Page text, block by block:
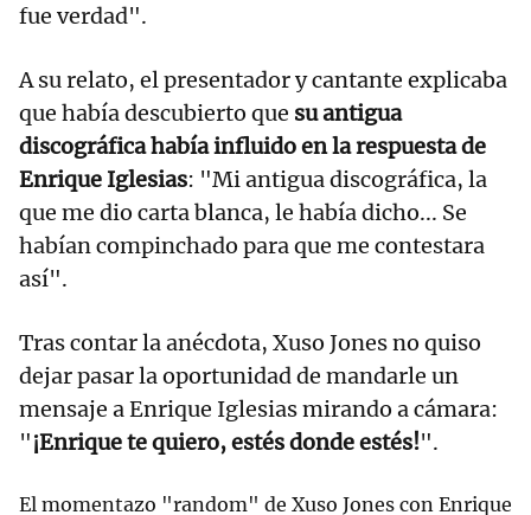
fue verdad".
A su relato, el presentador y cantante explicaba
que había descubierto que su antigua
discográfica había influido en la respuesta de
Enrique Iglesias: "Mi antigua discográfica, la
que me dio carta blanca, le había dicho... Se
habían compinchado para que me contestara
así".
Tras contar la anécdota, Xuso Jones no quiso
dejar pasar la oportunidad de mandarle un
mensaje a Enrique Iglesias mirando a cámara:
"¡Enrique te quiero, estés donde estés!".
El momentazo "random" de Xuso Jones con Enrique